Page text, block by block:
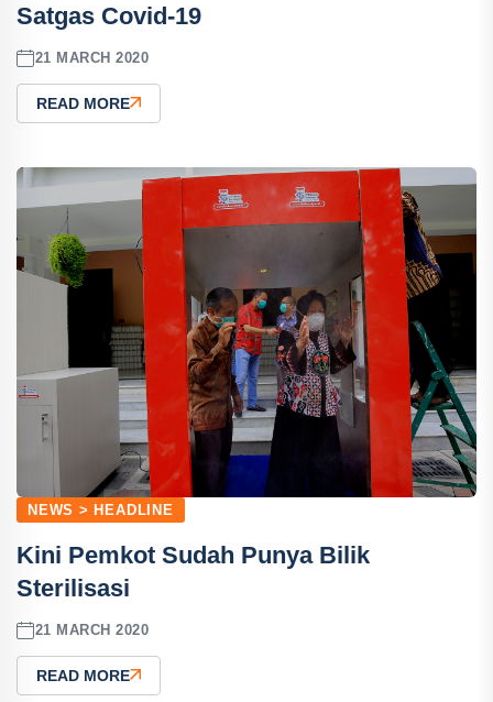
Satgas Covid-19
21 MARCH 2020
READ MORE
NEWS > HEADLINE
Kini Pemkot Sudah Punya Bilik
Sterilisasi
21 MARCH 2020
READ MORE